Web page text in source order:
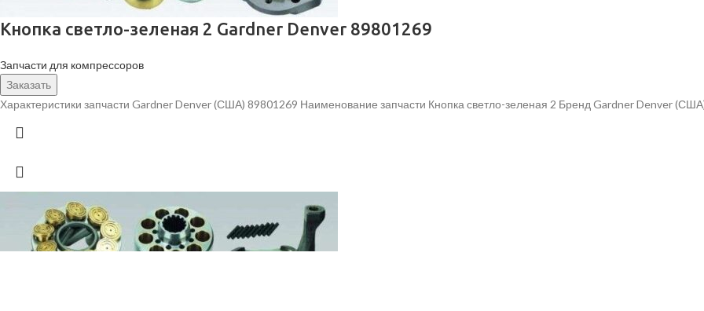
Кнопка светло-зеленая 2 Gardner Denver 89801269
Запчасти для компрессоров
Заказать
Характеристики запчасти Gardner Denver (США) 89801269 Наименование запчасти Кнопка светло-зеленая 2 Бренд Gardner Denver